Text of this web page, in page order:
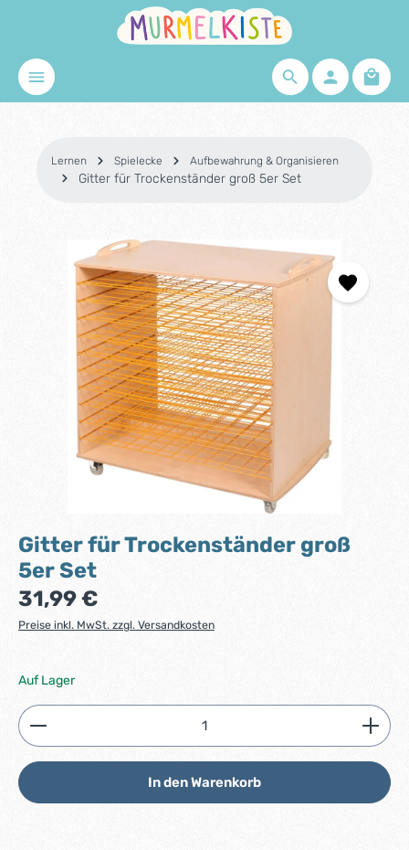
Zum Hauptinhalt springen
Lernen Spielecke Aufbewahrung & Organisieren
Gitter für Trockenständer groß 5er Set
Bildergalerie überspringen
Gitter für Trockenständer groß
5er Set
Regulärer Preis:
31,99 €
Preise inkl. MwSt. zzgl. Versandkosten
Auf Lager
Produkt Anzahl: Gib den gewünschten Wert ein
In den Warenkorb